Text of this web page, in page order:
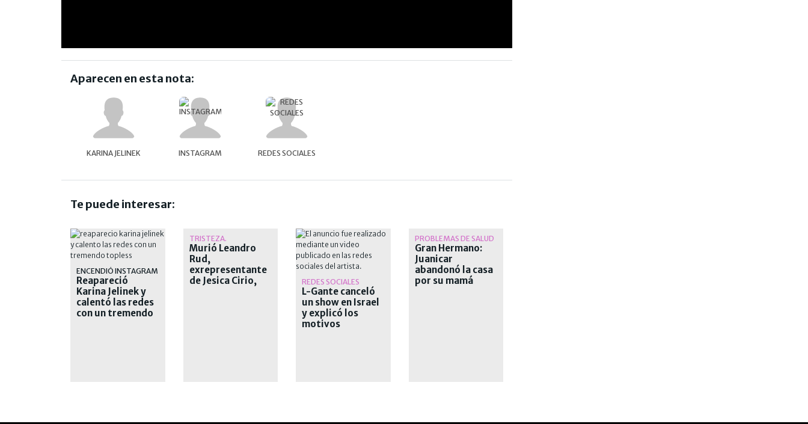
Aparecen en esta nota:
KARINA JELINEK INSTAGRAM REDES SOCIALES
Te puede interesar:
ENCENDIÓ INSTAGRAM
Reapareció
Karina Jelinek y
calentó las redes
con un tremendo
TRISTEZA.
Murió Leandro
Rud,
exrepresentante
de Jesica Cirio,
REDES SOCIALES
L-Gante canceló
un show en Israel
y explicó los
motivos
PROBLEMAS DE SALUD
Gran Hermano:
Juanicar
abandonó la casa
por su mamá